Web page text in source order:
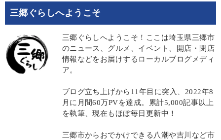
三郷ぐらしへようこそ
三郷ぐらしへようこそ！ここは埼玉県三郷市
のニュース、グルメ、イベント、開店・閉店
情報などをお届けするローカルブログメディ
ア。
ブログ立ち上げから11年目に突入、2022年8
月に月間60万PVを達成。累計5,000記事以上
を執筆、現在もほぼ毎日更新中！
三郷市からおでかけできる八潮や吉川など市